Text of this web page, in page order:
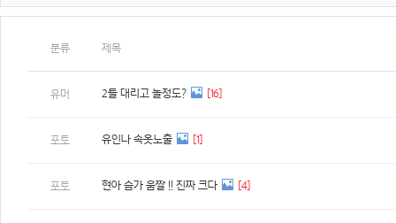
분류 제목
유머 2틀 대리고 놀정도? [16]
포토 유인나 속옷노출 [1]
포토 현아 슴가 움짤 !! 진짜 크다 [4]